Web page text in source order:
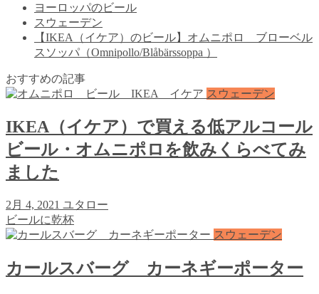
ヨーロッパのビール
スウェーデン
【IKEA（イケア）のビール】オムニポロ ブローベル
スソッパ（Omnipollo/Blåbärssoppa ）
おすすめの記事
スウェーデン
IKEA（イケア）で買える低アルコール
ビール・オムニポロを飲みくらべてみ
ました
2月 4, 2021 ユタロー
ビールに乾杯
スウェーデン
カールスバーグ カーネギーポーター